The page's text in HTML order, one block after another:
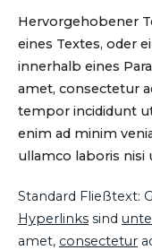
Hervorgehobener
eines Textes, oder
innerhalb eines
amet, consectetur
tempor incididunt
enim ad minim
ullamco laboris nisi
Standard Fließtext:
Hyperlinks sind
amet, consectetur